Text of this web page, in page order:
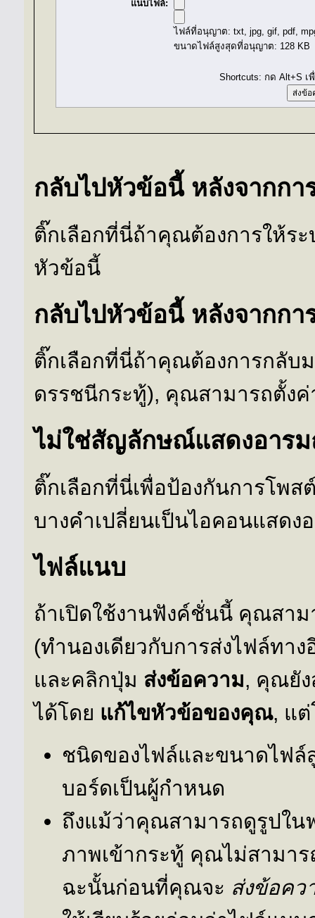
แนบไฟล์:
ไฟล์ที่อนุญาต: txt, jpg, gif, pdf,
ขนาดไฟล์สูงสุดที่อนุญาต: 128 KB
Shortcuts: กด Alt+S
กลับไปหัวข้อนี้ หลังจากกา
ติ๊กเลือกที่นี่ถ้าคุณต้องการให้ร
หัวข้อนี้
กลับไปหัวข้อนี้ หลังจากกา
ติ๊กเลือกที่นี่ถ้าคุณต้องการกลับ
ดรรชนีกระทู้), คุณสามารถตั้ง
ไม่ใช่สัญลักษณ์แสดงอาร
ติ๊กเลือกที่นี่เพื่อป้องกันการโพ
บางคำเปลี่ยนเป็นไอคอนแสด
ไฟล์แนบ
ถ้าเปิดใช้งานฟังค์ชั่นนี้ คุณสา
(ทำนองเดียวกับการส่งไฟล์ทา
และคลิกปุ่ม ส่งข้อความ, คุณยั
ได้โดย แก้ไขหัวข้อของคุณ, แต่
ชนิดของไฟล์และขนาดไฟ
บอร์ดเป็นผู้กำหนด
ถึงแม้ว่าคุณสามารถดูรูปใ
ภาพเข้ากระทู้ คุณไม่สามา
ฉะนั้นก่อนที่คุณจะ ส่งข้อคว